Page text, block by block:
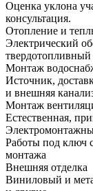
Оценка уклона
консультация.
Отопление и
Электрический
твердотопливный
Монтаж
Источник,
и внешняя
Монтаж
Естественная,
Работы под ключ
монтажа
Внешняя отделка
Виниловый и